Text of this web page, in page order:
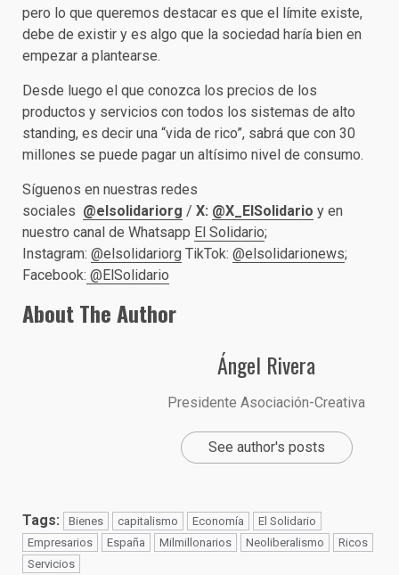
pero lo que queremos destacar es que el límite existe,
debe de existir y es algo que la sociedad haría bien en
empezar a plantearse.
Desde luego el que conozca los precios de los
productos y servicios con todos los sistemas de alto
standing, es decir una “vida de rico”, sabrá que con 30
millones se puede pagar un altísimo nivel de consumo.
Síguenos en nuestras redes
sociales @elsolidariorg / X: @X_ElSolidario y en
nuestro canal de Whatsapp El Solidario;
Instagram: @elsolidariorg TikTok: @elsolidarionews;
Facebook: @ElSolidario
About The Author
Ángel Rivera
Presidente Asociación-Creativa
See author's posts
Tags: Bienes capitalismo Economía
El Solidario
Empresarios
España Milmillonarios Neoliberalismo
Ricos
Servicios